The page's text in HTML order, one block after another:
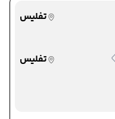
تفلیس
تفلیس